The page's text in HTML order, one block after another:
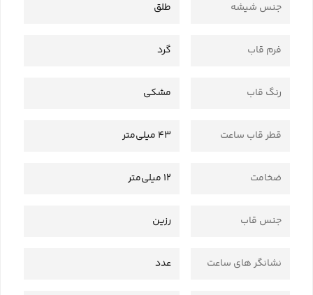
جنس شیشه طلق
فرم قاب گرد
رنگ قاب مشکی
قطر قاب ساعت 43 میلی‌متر
ضخامت 12 میلی‌متر
جنس قاب رزین
نشانگر های ساعت عدد